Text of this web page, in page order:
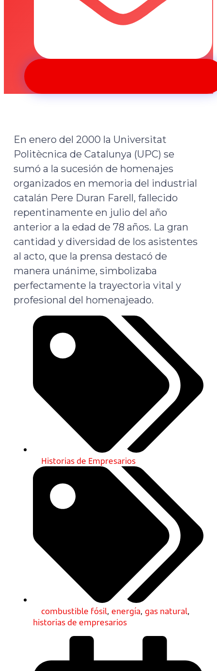
En enero del 2000 la Universitat
Politècnica de Catalunya (UPC) se
sumó a la sucesión de homenajes
organizados en memoria del industrial
catalán Pere Duran Farell, fallecido
repentinamente en julio del año
anterior a la edad de 78 años. La gran
cantidad y diversidad de los asistentes
al acto, que la prensa destacó de
manera unánime, simbolizaba
perfectamente la trayectoria vital y
profesional del homenajeado.
Historias de Empresarios
combustible fósil, energía, gas natural,
historias de empresarios